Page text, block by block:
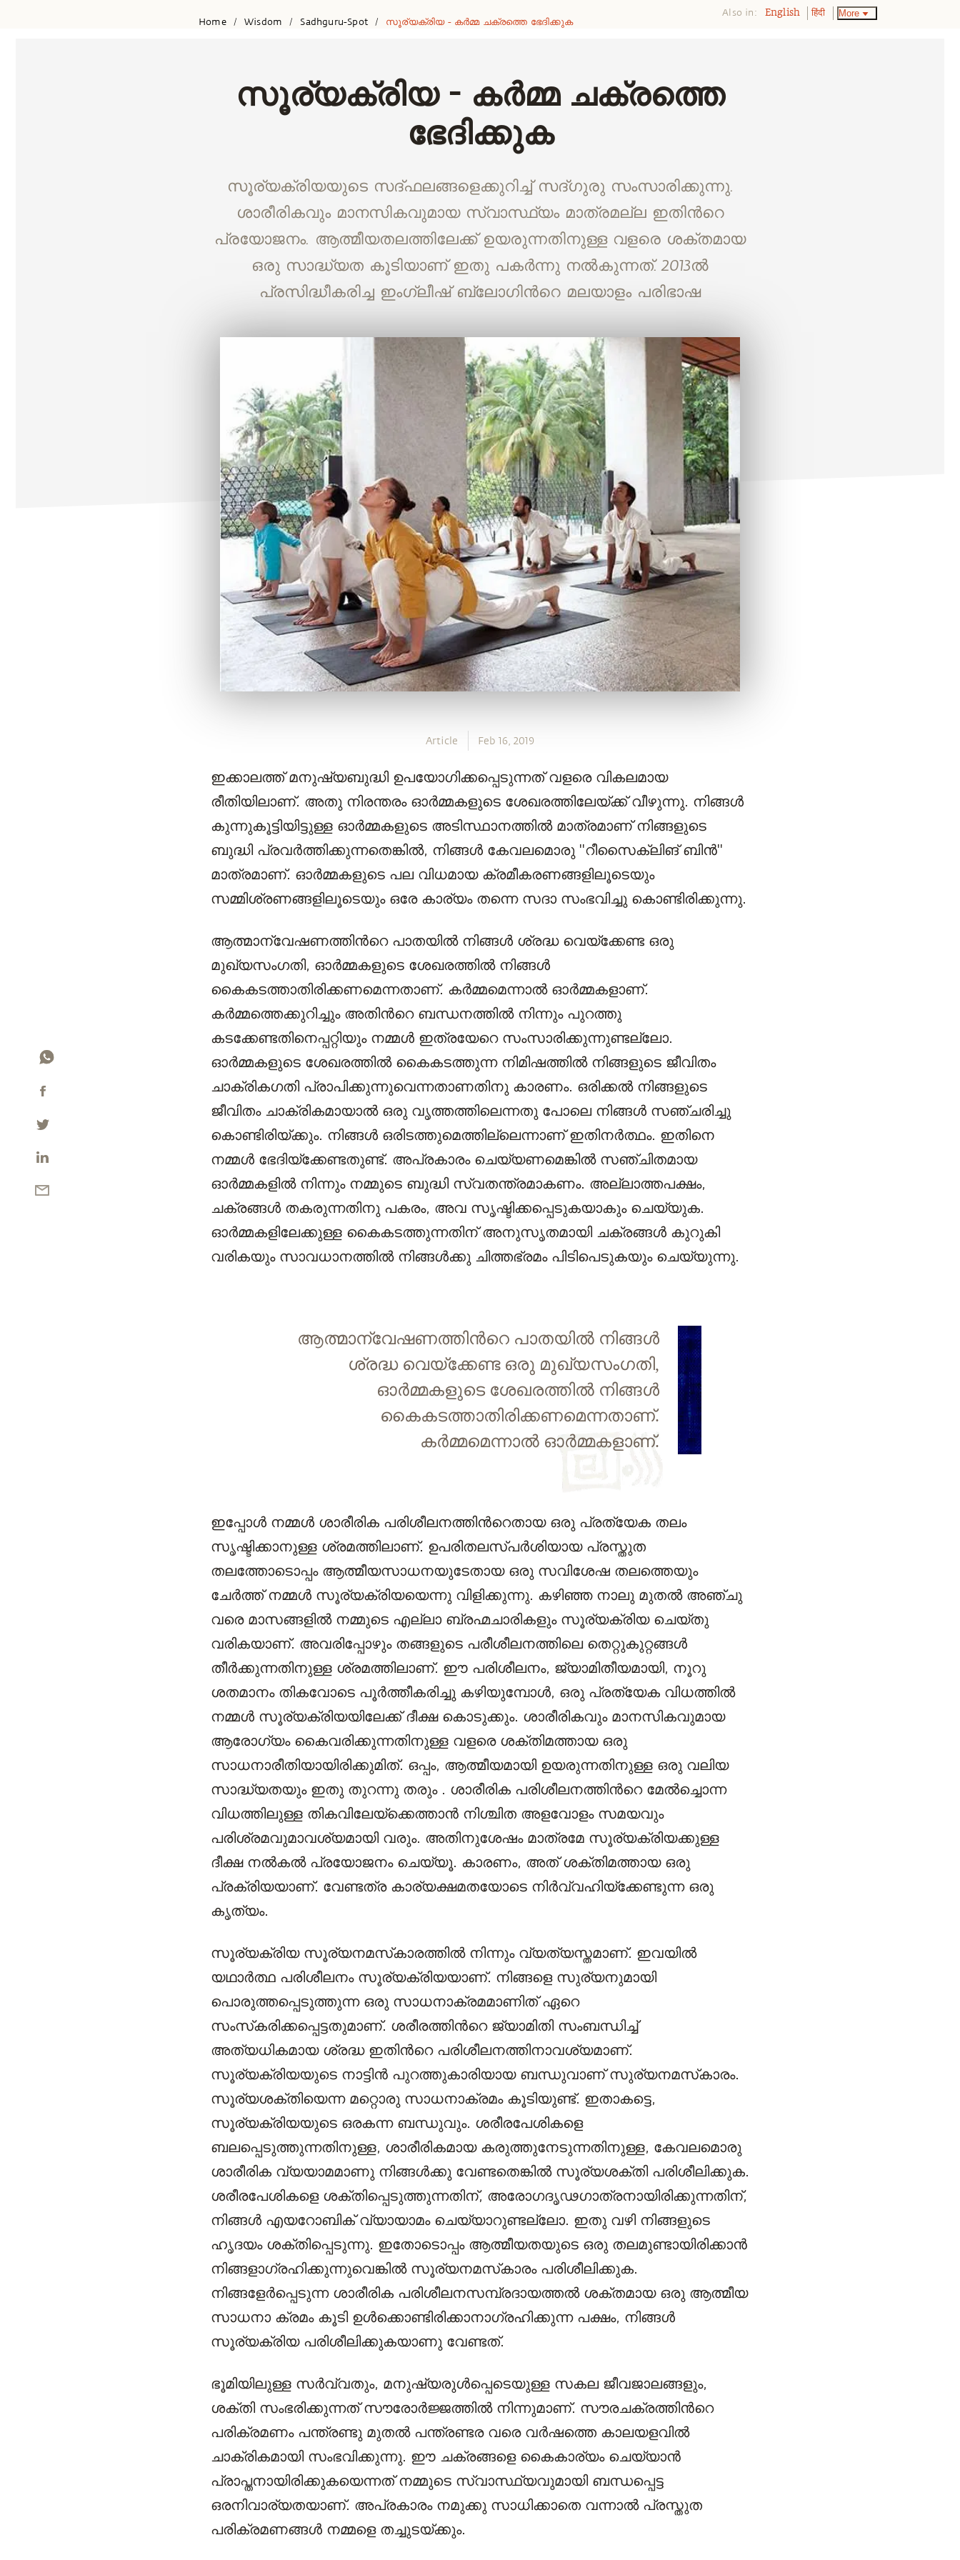
Home / Wisdom / Sadhguru-Spot / സൂര്യക്രിയ - കര്‍മ്മ ചക്രത്തെ ഭേദിക്കുക
Also in: English हिंदी More
സൂര്യക്രിയ - കര്‍മ്മ ചക്രത്തെ
ഭേദിക്കുക
സൂര്യക്രിയയുടെ സദ്ഫലങ്ങളെക്കുറിച്ച് സദ്ഗുരു സംസാരിക്കുന്നു.
ശാരീരികവും മാനസികവുമായ സ്വാസ്ഥ്യം മാത്രമല്ല ഇതിന്‍റെ
പ്രയോജനം. ആത്മീയതലത്തിലേക്ക് ഉയരുന്നതിനുള്ള വളരെ ശക്തമായ
ഒരു സാദ്ധ്യത കൂടിയാണ് ഇതു പകര്‍ന്നു നല്‍കുന്നത്. 2013ല്‍
പ്രസിദ്ധീകരിച്ച ഇംഗ്ലീഷ് ബ്ലോഗിന്‍റെ മലയാളം പരിഭാഷ
Article Feb 16, 2019
ഇക്കാലത്ത് മനുഷ്യബുദ്ധി ഉപയോഗിക്കപ്പെടുന്നത് വളരെ വികലമായ
രീതിയിലാണ്. അതു നിരന്തരം ഓര്‍മ്മകളുടെ ശേഖരത്തിലേയ്ക്ക് വീഴുന്നു. നിങ്ങള്‍
കുന്നുകൂട്ടിയിട്ടുള്ള ഓര്‍മ്മകളുടെ അടിസ്ഥാനത്തില്‍ മാത്രമാണ് നിങ്ങളുടെ
ബുദ്ധി പ്രവര്‍ത്തിക്കുന്നതെങ്കില്‍, നിങ്ങള്‍ കേവലമൊരു ''റീസൈക്ലിങ് ബിന്‍''
മാത്രമാണ്. ഓര്‍മ്മകളുടെ പല വിധമായ ക്രമീകരണങ്ങളിലൂടെയും
സമ്മിശ്രണങ്ങളിലൂടെയും ഒരേ കാര്യം തന്നെ സദാ സംഭവിച്ചു കൊണ്ടിരിക്കുന്നു.
ആത്മാന്വേഷണത്തിന്‍റെ പാതയില്‍ നിങ്ങള്‍ ശ്രദ്ധ വെയ്ക്കേണ്ട ഒരു
മുഖ്യസംഗതി, ഓര്‍മ്മകളുടെ ശേഖരത്തില്‍ നിങ്ങള്‍
കൈകടത്താതിരിക്കണമെന്നതാണ്. കര്‍മ്മമെന്നാല്‍ ഓര്‍മ്മകളാണ്.
കര്‍മ്മത്തെക്കുറിച്ചും അതിന്‍റെ ബന്ധനത്തില്‍ നിന്നും പുറത്തു
കടക്കേണ്ടതിനെപ്പറ്റിയും നമ്മള്‍ ഇത്രയേറെ സംസാരിക്കുന്നുണ്ടല്ലോ.
ഓര്‍മ്മകളുടെ ശേഖരത്തില്‍ കൈകടത്തുന്ന നിമിഷത്തില്‍ നിങ്ങളുടെ ജീവിതം
ചാക്രികഗതി പ്രാപിക്കുന്നുവെന്നതാണതിനു കാരണം. ഒരിക്കല്‍ നിങ്ങളുടെ
ജീവിതം ചാക്രികമായാല്‍ ഒരു വൃത്തത്തിലെന്നതു പോലെ നിങ്ങള്‍ സഞ്ചരിച്ചു
കൊണ്ടിരിയ്ക്കും. നിങ്ങള്‍ ഒരിടത്തുമെത്തില്ലെന്നാണ് ഇതിനര്‍ത്ഥം. ഇതിനെ
നമ്മള്‍ ഭേദിയ്‌ക്കേണ്ടതുണ്ട്. അപ്രകാരം ചെയ്യണമെങ്കില്‍ സഞ്ചിതമായ
ഓര്‍മ്മകളില്‍ നിന്നും നമ്മുടെ ബുദ്ധി സ്വതന്ത്രമാകണം. അല്ലാത്തപക്ഷം,
ചക്രങ്ങള്‍ തകരുന്നതിനു പകരം, അവ സൃഷ്ടിക്കപ്പെടുകയാകും ചെയ്യുക.
ഓര്‍മ്മകളിലേക്കുള്ള കൈകടത്തുന്നതിന് അനുസൃതമായി ചക്രങ്ങള്‍ കുറുകി
വരികയും സാവധാനത്തില്‍ നിങ്ങള്‍ക്കു ചിത്തഭ്രമം പിടിപെടുകയും ചെയ്യുന്നു.
ആത്മാന്വേഷണത്തിന്‍റെ പാതയില്‍ നിങ്ങള്‍
ശ്രദ്ധ വെയ്ക്കേണ്ട ഒരു മുഖ്യസംഗതി,
ഓര്‍മ്മകളുടെ ശേഖരത്തില്‍ നിങ്ങള്‍
കൈകടത്താതിരിക്കണമെന്നതാണ്.
കര്‍മ്മമെന്നാല്‍ ഓര്‍മ്മകളാണ്.
ഇപ്പോള്‍ നമ്മള്‍ ശാരീരിക പരിശീലനത്തിന്‍റെതായ ഒരു പ്രത്യേക തലം
സൃഷ്ടിക്കാനുള്ള ശ്രമത്തിലാണ്. ഉപരിതലസ്പര്‍ശിയായ പ്രസ്തുത
തലത്തോടൊപ്പം ആത്മീയസാധനയുടേതായ ഒരു സവിശേഷ തലത്തെയും
ചേര്‍ത്ത് നമ്മള്‍ സൂര്യക്രിയയെന്നു വിളിക്കുന്നു. കഴിഞ്ഞ നാലു മുതല്‍ അഞ്ചു
വരെ മാസങ്ങളില്‍ നമ്മുടെ എല്ലാ ബ്രഹ്മചാരികളും സൂര്യക്രിയ ചെയ്തു
വരികയാണ്. അവരിപ്പോഴും തങ്ങളുടെ പരീശീലനത്തിലെ തെറ്റുകുറ്റങ്ങള്‍
തീര്‍ക്കുന്നതിനുള്ള ശ്രമത്തിലാണ്. ഈ പരിശീലനം, ജ്യാമിതീയമായി, നൂറു
ശതമാനം തികവോടെ പൂര്‍ത്തീകരിച്ചു കഴിയുമ്പോള്‍, ഒരു പ്രത്യേക വിധത്തില്‍
നമ്മള്‍ സൂര്യക്രിയയിലേക്ക് ദീക്ഷ കൊടുക്കും. ശാരീരികവും മാനസികവുമായ
ആരോഗ്യം കൈവരിക്കുന്നതിനുള്ള വളരെ ശക്തിമത്തായ ഒരു
സാധനാരീതിയായിരിക്കുമിത്. ഒപ്പം, ആത്മീയമായി ഉയരുന്നതിനുള്ള ഒരു വലിയ
സാദ്ധ്യതയും ഇതു തുറന്നു തരും . ശാരീരിക പരിശീലനത്തിന്‍റെ മേല്‍ച്ചൊന്ന
വിധത്തിലുള്ള തികവിലേയ്‌ക്കെത്താന്‍ നിശ്ചിത അളവോളം സമയവും
പരിശ്രമവുമാവശ്യമായി വരും. അതിനുശേഷം മാത്രമേ സൂര്യക്രിയക്കുള്ള
ദീക്ഷ നല്‍കല്‍ പ്രയോജനം ചെയ്യൂ. കാരണം, അത് ശക്തിമത്തായ ഒരു
പ്രക്രിയയാണ്. വേണ്ടത്ര കാര്യക്ഷമതയോടെ നിര്‍വ്വഹിയ്‌ക്കേണ്ടുന്ന ഒരു
കൃത്യം.
സൂര്യക്രിയ സൂര്യനമസ്‌കാരത്തില്‍ നിന്നും വ്യത്യസ്തമാണ്. ഇവയില്‍
യഥാര്‍ത്ഥ പരിശീലനം സൂര്യക്രിയയാണ്. നിങ്ങളെ സുര്യനുമായി
പൊരുത്തപ്പെടുത്തുന്ന ഒരു സാധനാക്രമമാണിത് ഏറെ
സംസ്‌കരിക്കപ്പെട്ടതുമാണ്. ശരീരത്തിന്‍റെ ജ്യാമിതി സംബന്ധിച്ച്
അത്യധികമായ ശ്രദ്ധ ഇതിന്‍റെ പരിശീലനത്തിനാവശ്യമാണ്.
സൂര്യക്രിയയുടെ നാട്ടിന്‍ പുറത്തുകാരിയായ ബന്ധുവാണ് സുര്യനമസ്‌കാരം.
സൂര്യശക്തിയെന്ന മറ്റൊരു സാധനാക്രമം കൂടിയുണ്ട്. ഇതാകട്ടെ,
സൂര്യക്രിയയുടെ ഒരകന്ന ബന്ധുവും. ശരീരപേശികളെ
ബലപ്പെടുത്തുന്നതിനുള്ള, ശാരീരികമായ കരുത്തുനേടുന്നതിനുള്ള, കേവലമൊരു
ശാരീരിക വ്യയാമമാണു നിങ്ങള്‍ക്കു വേണ്ടതെങ്കില്‍ സൂര്യശക്തി പരിശീലിക്കുക.
ശരീരപേശികളെ ശക്തിപ്പെടുത്തുന്നതിന്, അരോഗദൃഢഗാത്രനായിരിക്കുന്നതിന്,
നിങ്ങള്‍ എയറോബിക് വ്യായാമം ചെയ്യാറുണ്ടല്ലോ. ഇതു വഴി നിങ്ങളുടെ
ഹൃദയം ശക്തിപ്പെടുന്നു. ഇതോടൊപ്പം ആത്മീയതയുടെ ഒരു തലമുണ്ടായിരിക്കാന്‍
നിങ്ങളാഗ്രഹിക്കുന്നുവെങ്കില്‍ സൂര്യനമസ്‌കാരം പരിശീലിക്കുക.
നിങ്ങളേര്‍പ്പെടുന്ന ശാരീരിക പരിശീലനസമ്പ്രദായത്തല്‍ ശക്തമായ ഒരു ആത്മീയ
സാധനാ ക്രമം കൂടി ഉള്‍ക്കൊണ്ടിരിക്കാനാഗ്രഹിക്കുന്ന പക്ഷം, നിങ്ങള്‍
സൂര്യക്രിയ പരിശീലിക്കുകയാണു വേണ്ടത്.
ഭൂമിയിലുള്ള സര്‍വ്വതും, മനുഷ്യരുള്‍പ്പെടെയുള്ള സകല ജീവജാലങ്ങളും,
ശക്തി സംഭരിക്കുന്നത് സൗരോര്‍ജ്ജത്തില്‍ നിന്നുമാണ്. സൗരചക്രത്തിന്‍റെ
പരിക്രമണം പന്ത്രണ്ടു മുതല്‍ പന്ത്രണ്ടര വരെ വര്‍ഷത്തെ കാലയളവില്‍
ചാക്രികമായി സംഭവിക്കുന്നു. ഈ ചക്രങ്ങളെ കൈകാര്യം ചെയ്യാന്‍
പ്രാപ്തനായിരിക്കുകയെന്നത് നമ്മുടെ സ്വാസ്ഥ്യവുമായി ബന്ധപ്പെട്ട
ഒരനിവാര്യതയാണ്. അപ്രകാരം നമുക്കു സാധിക്കാതെ വന്നാല്‍ പ്രസ്തുത
പരിക്രമണങ്ങള്‍ നമ്മളെ തച്ചുടയ്ക്കും.